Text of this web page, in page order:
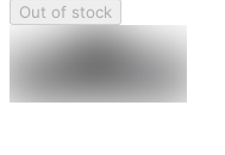
Out of stock